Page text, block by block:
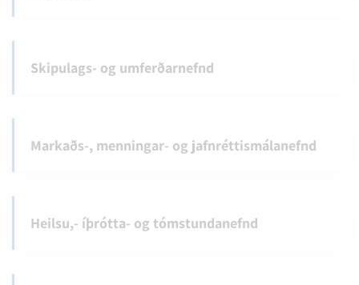
Skipulags- og umferðarnefnd
Markaðs-, menningar- og jafnréttismálanefnd
Heilsu,- íþrótta- og tómstundanefnd